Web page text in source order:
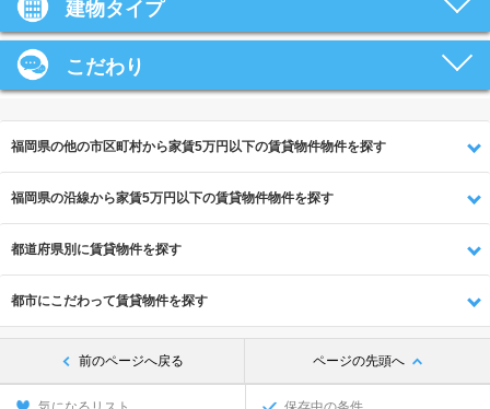
建物タイプ
こだわり
福岡県の他の市区町村から家賃5万円以下の賃貸物件物件を探す
福岡県の沿線から家賃5万円以下の賃貸物件物件を探す
都道府県別に賃貸物件を探す
都市にこだわって賃貸物件を探す
前のページへ戻る ページの先頭へ